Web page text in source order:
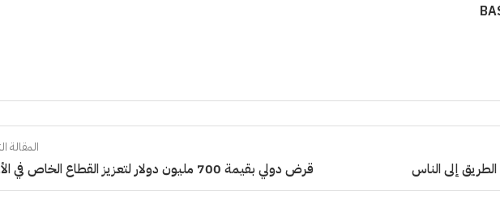
إلى الناس
المقالة
قرض دولي بقيمة 700 مليون دولار لتعزيز القطاع الخاص في الأردن